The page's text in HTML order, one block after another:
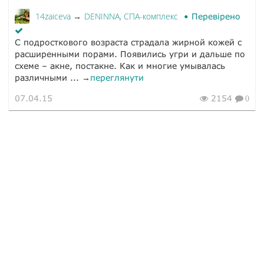
14zaiceva → DENINNA, СПА-комплекс Перевірено
С подросткового возраста страдала жирной кожей с
расширенными порами. Появились угри и дальше по
схеме – акне, постакне. Как и многие умывалась
различными ... → переглянути
07.04.15 2154 0